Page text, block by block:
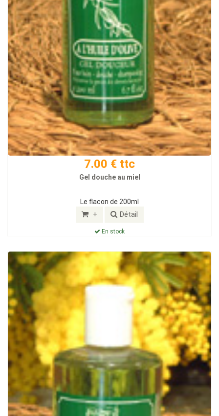
7.00 € ttc
Gel douche au miel
Le flacon de 200ml
+ Détail
En stock